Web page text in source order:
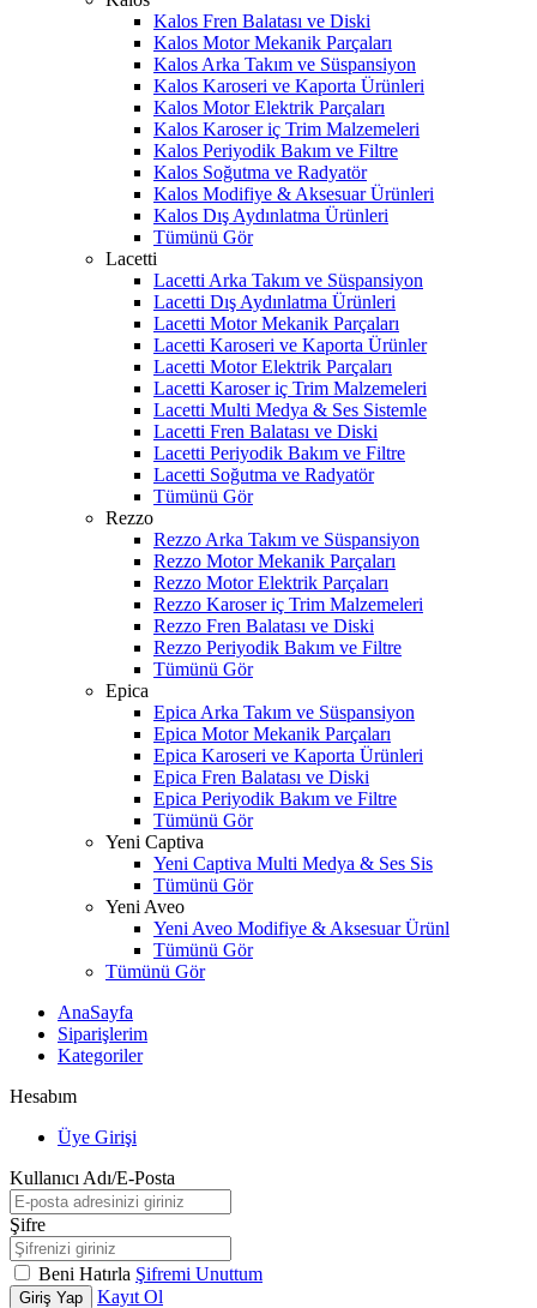
Kalos Fren Balatası ve Diski
Kalos Motor Mekanik Parçaları
Kalos Arka Takım ve Süspansiyon
Kalos Karoseri ve Kaporta Ürünleri
Kalos Motor Elektrik Parçaları
Kalos Karoser iç Trim Malzemeleri
Kalos Periyodik Bakım ve Filtre
Kalos Soğutma ve Radyatör
Kalos Modifiye & Aksesuar Ürünleri
Kalos Dış Aydınlatma Ürünleri
Tümünü Gör
Lacetti
Lacetti Arka Takım ve Süspansiyon
Lacetti Dış Aydınlatma Ürünleri
Lacetti Motor Mekanik Parçaları
Lacetti Karoseri ve Kaporta Ürünler
Lacetti Motor Elektrik Parçaları
Lacetti Karoser iç Trim Malzemeleri
Lacetti Multi Medya & Ses Sistemle
Lacetti Fren Balatası ve Diski
Lacetti Periyodik Bakım ve Filtre
Lacetti Soğutma ve Radyatör
Tümünü Gör
Rezzo
Rezzo Arka Takım ve Süspansiyon
Rezzo Motor Mekanik Parçaları
Rezzo Motor Elektrik Parçaları
Rezzo Karoser iç Trim Malzemeleri
Rezzo Fren Balatası ve Diski
Rezzo Periyodik Bakım ve Filtre
Tümünü Gör
Epica
Epica Arka Takım ve Süspansiyon
Epica Motor Mekanik Parçaları
Epica Karoseri ve Kaporta Ürünleri
Epica Fren Balatası ve Diski
Epica Periyodik Bakım ve Filtre
Tümünü Gör
Yeni Captiva
Yeni Captiva Multi Medya & Ses Sis
Tümünü Gör
Yeni Aveo
Yeni Aveo Modifiye & Aksesuar Ürünl
Tümünü Gör
Tümünü Gör
AnaSayfa
Siparişlerim
Kategoriler
Hesabım
Üye Girişi
Kullanıcı Adı/E-Posta
Şifre
Beni Hatırla Şifremi Unuttum
Giriş Yap
Kayıt Ol